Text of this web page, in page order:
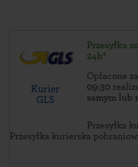
Kurier
GLS
Przesyłka
24h*
Opłacone
09:30
samym lub
Przesyłka
Przesyłka kurierska